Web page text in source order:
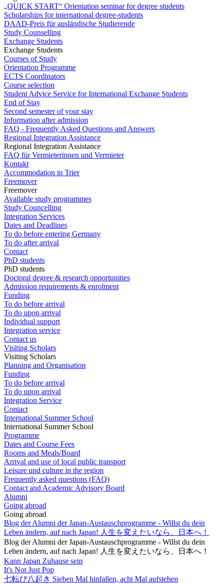
„QUICK START“ Orientation seminar for degree students
Scholarships for international degree-students
DAAD-Preis für ausländische Studierende
Study Counselling
Exchange Students
Exchange Students
Courses of Study
Orientation Programme
ECTS Coordinators
Course selection
Student Advice Service for International Exchange Students
End of Stay
Second semester of your stay
Information after admission
FAQ - Frequently Asked Questions and Answers
Regional Integration Assistance
Regional Integration Assistance
FAQ für Vermieterinnen und Vermieter
Kontakt
Accommodation in Trier
Freemover
Freemover
Available study programmes
Study Councelling
Integration Services
Dates and Deadlines
To do before entering Germany
To do after arrival
Contact
PhD students
PhD students
Doctoral degree & research opportunities
Admission requirements & enrolment
Funding
To do before arrival
To do upon arrival
Individual support
Integration service
Contact us
Visiting Scholars
Visiting Scholars
Planning and Organisation
Funding
To do before arrival
To do upon arrival
Integration Service
Contact
International Summer School
International Summer School
Programme
Dates and Course Fees
Rooms and Meals/Board
Arrival and use of local public transport
Leisure und culture in the region
Frequently asked questions (FAQ)
Contact and Academic Advisory Board
Alumni
Going abroad
Going abroad
Blog der Alumni der Japan-Austauschprogramme - Willst du dein
Leben ändern, auf nach Japan! 人生を変えたいなら、日本へ！
Blog der Alumni der Japan-Austauschprogramme - Willst du dein
Leben ändern, auf nach Japan! 人生を変えたいなら、日本へ！
Kann Japan Zuhause sein
It's Not Just Pop
七転び八起き Sieben Mal hinfallen, acht Mal aufstehen